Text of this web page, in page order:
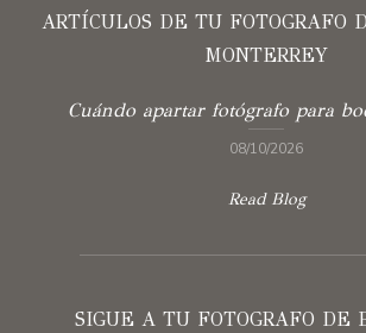
ARTÍCULOS DE TU FOTOGRAFO
MONTERREY
08/10/2026
Read Blog
SIGUE A TU FOTOGRAFO DE